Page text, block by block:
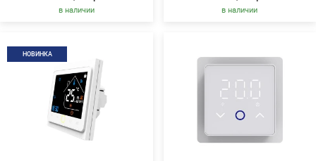
в наличии в наличии
НОВИНКА